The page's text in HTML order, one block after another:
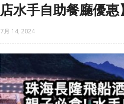
店水手自助餐廳優惠】
7月 14, 2024